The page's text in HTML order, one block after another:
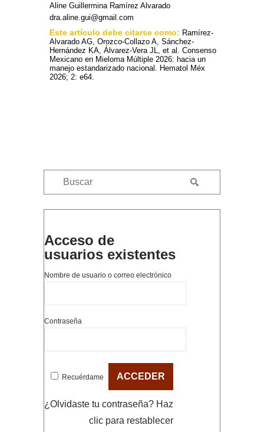
Aline Guillermina Ramírez Alvarado
dra.aline.gui@gmail.com
Este artículo debe citarse como: Ramírez-
Alvarado AG, Orozco-Collazo A, Sánchez-
Hernández KA, Álvarez-Vera JL, et al. Consenso
Mexicano en Mieloma Múltiple 2026: hacia un
manejo estandarizado nacional. Hematol Méx
2026; 2: e64.
Acceso de
usuarios existentes
Nombre de usuario o correo electrónico
Contraseña
Recuérdame
¿Olvidaste tu contraseña? Haz
clic para restablecer